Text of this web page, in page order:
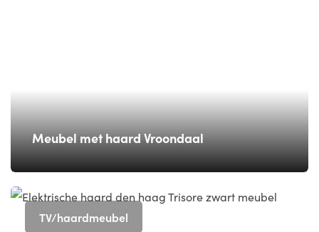
Meubel met haard Vroondaal
TV/haardmeubel